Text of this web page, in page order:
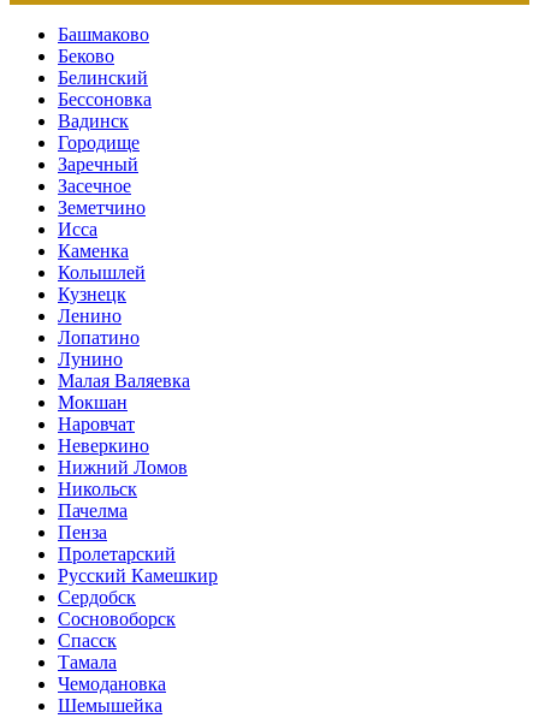
Башмаково
Беково
Белинский
Бессоновка
Вадинск
Городище
Заречный
Засечное
Земетчино
Исса
Каменка
Колышлей
Кузнецк
Ленино
Лопатино
Лунино
Малая Валяевка
Мокшан
Наровчат
Неверкино
Нижний Ломов
Никольск
Пачелма
Пенза
Пролетарский
Русский Камешкир
Сердобск
Сосновоборск
Спасск
Тамала
Чемодановка
Шемышейка